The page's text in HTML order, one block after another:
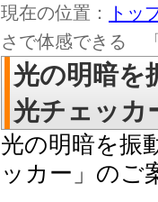
現在の位置：
トッ
さで体感できる
光の明暗
光チェッカ
光の明暗を振
ッカー」のご